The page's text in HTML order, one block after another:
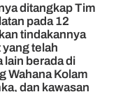
ditangkap Tim
pada 12
tindakannya
telah
lain berada di
Wahana Kolam
dan kawasan